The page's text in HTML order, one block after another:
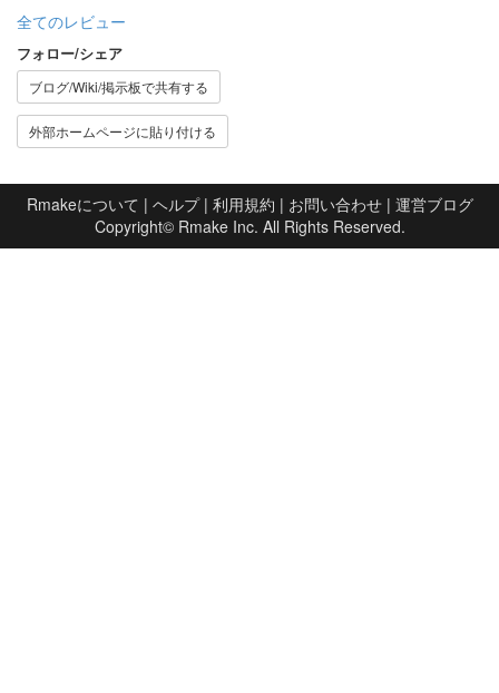
全てのレビュー
フォロー/シェア
ブログ/Wiki/掲示板で共有する
外部ホームページに貼り付ける
Rmakeについて | ヘルプ| 利用規約 | お問い合わせ| 運営ブログ
Copyright© Rmake Inc. All Rights Reserved.